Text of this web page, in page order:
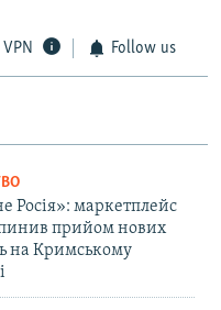
Follow us
Росія»: маркетплейс
прийом нових
на Кримському